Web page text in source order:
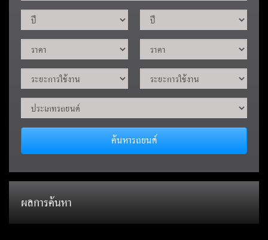
ค้นหารถยนต์
ผลการค้นหา